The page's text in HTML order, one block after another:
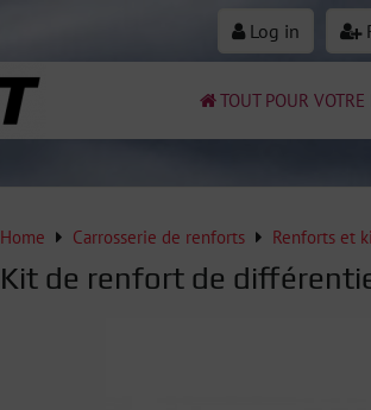
Log in
TOUT POUR
Home Carrosserie de renforts Renforts et
Kit de renfort de